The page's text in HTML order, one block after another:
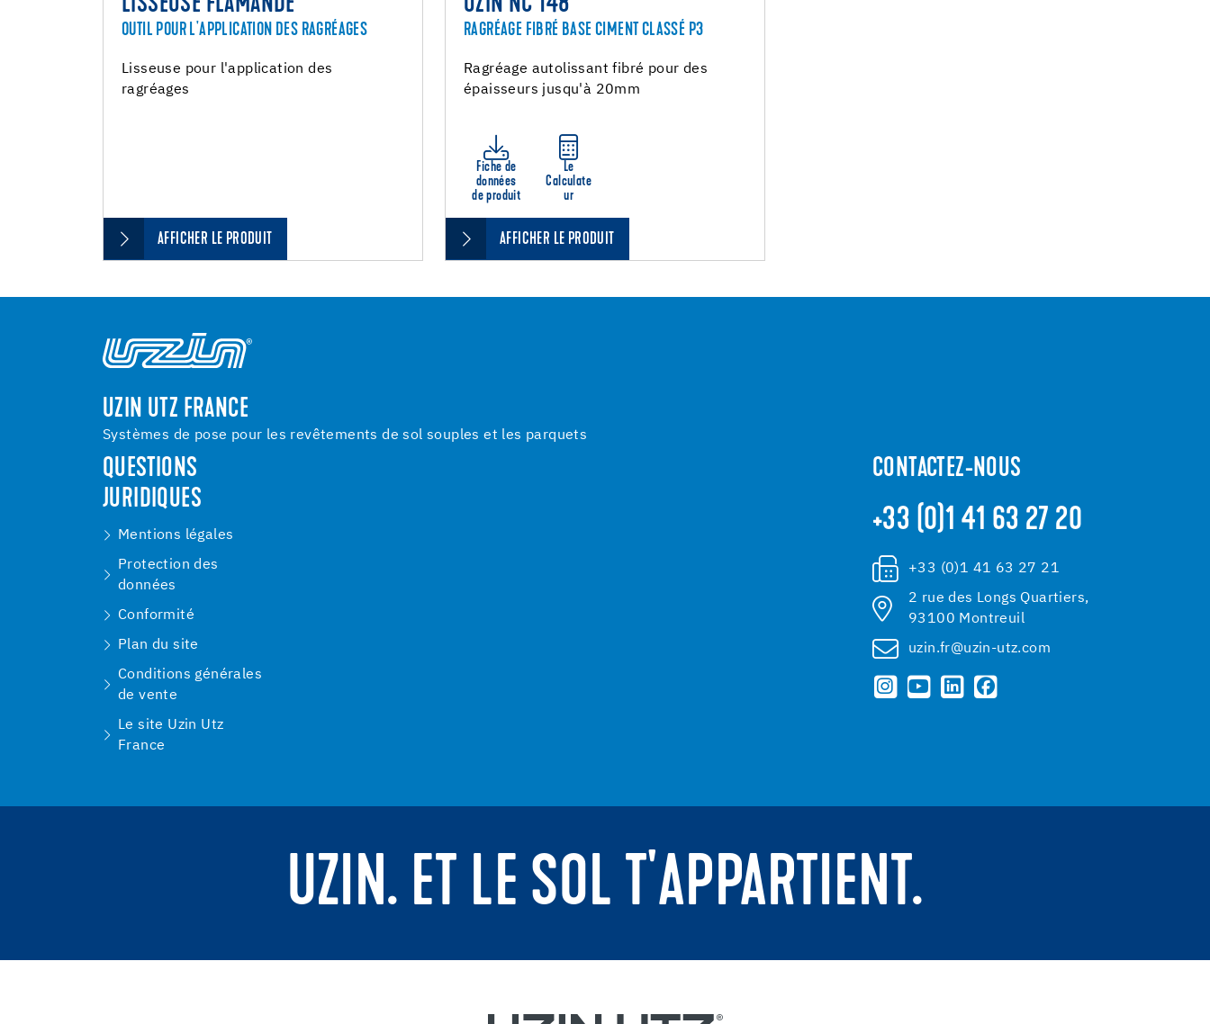
LISSEUSE FLAMANDE
OUTIL POUR L'APPLICATION DES RAGRÉAGES
Lisseuse pour l'application des
ragréages
AFFICHER LE PRODUIT
UZIN NC 148
RAGRÉAGE FIBRÉ BASE CIMENT CLASSÉ P3
Ragréage autolissant fibré pour des
épaisseurs jusqu'à 20mm
Fiche de
données
de produit
Le
Calculate
ur
AFFICHER LE PRODUIT
UZIN UTZ FRANCE
Systèmes de pose pour les revêtements de sol souples et les parquets
QUESTIONS
JURIDIQUES
Mentions légales
Protection des
données
Conformité
Plan du site
Conditions générales
de vente
Le site Uzin Utz
France
CONTACTEZ-NOUS
+33 (0)1 41 63 27 20
+33 (0)1 41 63 27 21
2 rue des Longs Quartiers,
93100 Montreuil
uzin.fr@uzin-utz.com
UZIN. ET LE SOL T'APPARTIENT.